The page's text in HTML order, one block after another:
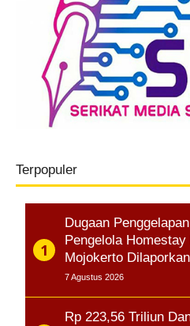
Terpopuler
Dugaan
Pengelola
Mojokerto Dilaporkan
7 Agustus 2026
Rp 223,56 Triliun